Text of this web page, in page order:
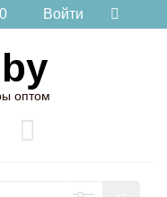
Войти
оптом